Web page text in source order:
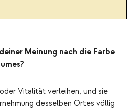
Meinung nach die Farbe
Vitalität verleihen, und sie
desselben Ortes völlig